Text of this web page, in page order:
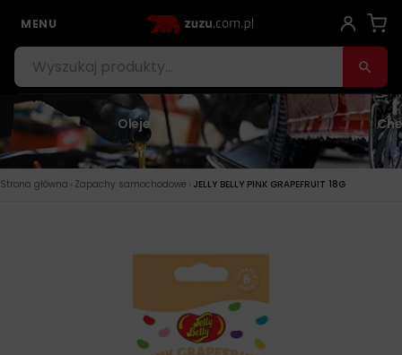
MENU
Oleje
Strona główna › Zapachy samochodowe › JELLY BELLY PINK GRAPEFRUIT 18G